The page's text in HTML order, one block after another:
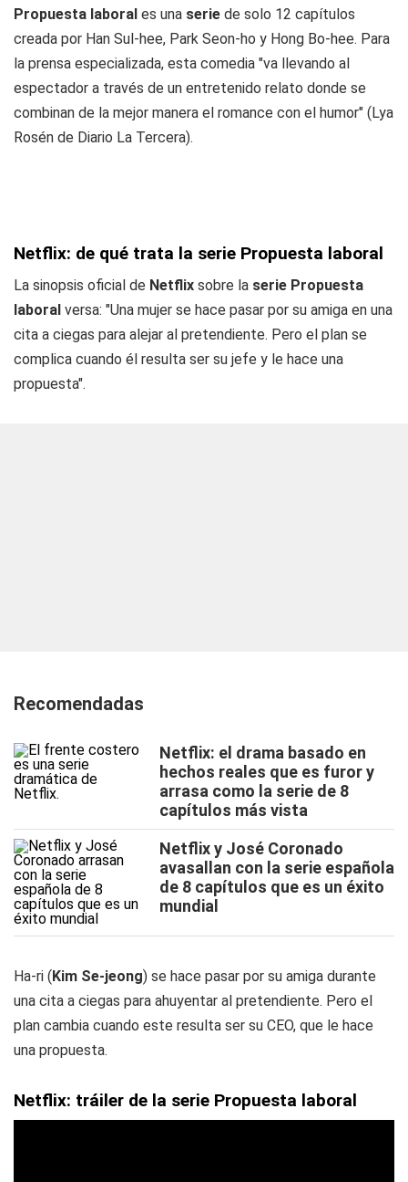
Propuesta laboral es una serie de solo 12 capítulos
creada por Han Sul-hee, Park Seon-ho y Hong Bo-hee. Para
la prensa especializada, esta comedia "va llevando al
espectador a través de un entretenido relato donde se
combinan de la mejor manera el romance con el humor" (Lya
Rosén de Diario La Tercera).
Netflix: de qué trata la serie Propuesta laboral
La sinopsis oficial de Netflix sobre la serie Propuesta
laboral versa: "Una mujer se hace pasar por su amiga en una
cita a ciegas para alejar al pretendiente. Pero el plan se
complica cuando él resulta ser su jefe y le hace una
propuesta".
Recomendadas
Netflix: el drama basado en
hechos reales que es furor y
arrasa como la serie de 8
capítulos más vista
Netflix y José Coronado
avasallan con la serie española
de 8 capítulos que es un éxito
mundial
Ha-ri (Kim Se-jeong) se hace pasar por su amiga durante
una cita a ciegas para ahuyentar al pretendiente. Pero el
plan cambia cuando este resulta ser su CEO, que le hace
una propuesta.
Netflix: tráiler de la serie Propuesta laboral